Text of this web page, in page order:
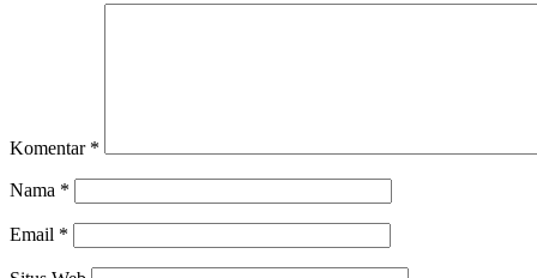
Komentar *
Nama *
Email *